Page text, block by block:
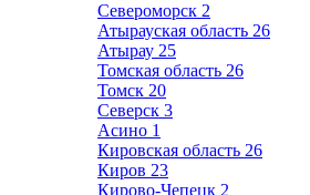
Североморск 2
Атырауская область 26
Атырау 25
Томская область 26
Томск 20
Северск 3
Асино 1
Кировская область 26
Киров 23
Кирово-Чепецк 2